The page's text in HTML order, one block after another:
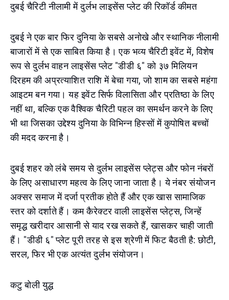
दुबई चैरिटी नीलामी में दुर्लभ लाइसेंस प्लेट की रिकॉर्ड कीमत
दुबई ने एक बार फिर दुनिया के सबसे अनोखे और स्थानिक नीलामी
बाजारों में से एक साबित किया है। एक भव्य चैरिटी इवेंट में, विशेष
रूप से दुर्लभ वाहन लाइसेंस प्लेट "डीडी ६" को ३७ मिलियन
दिरहम की अप्रत्याशित राशि में बेचा गया, जो शाम का सबसे महंगा
आइटम बन गया। यह इवेंट सिर्फ विलासिता और प्रतिष्ठा के लिए
नहीं था, बल्कि एक वैश्विक चैरिटी पहल का समर्थन करने के लिए
भी था जिसका उद्देश्य दुनिया के विभिन्न हिस्सों में कुपोषित बच्चों
की मदद करना है।
दुबई शहर को लंबे समय से दुर्लभ लाइसेंस प्लेट्स और फोन नंबरों
के लिए असाधारण महत्व के लिए जाना जाता है। ये नंबर संयोजन
अक्सर समाज में दर्जा प्रतीक होते हैं और एक खास सामाजिक
स्तर को दर्शाते हैं। कम कैरेक्टर वाली लाइसेंस प्लेट्स, जिन्हें
समृद्ध खरीदार आसानी से याद रख सकते हैं, खासकर चाही जाती
हैं। "डीडी ६" प्लेट पूरी तरह से इस श्रेणी में फिट बैठती है: छोटी,
सरल, फिर भी एक अत्यंत दुर्लभ संयोजन।
कटु बोली युद्ध